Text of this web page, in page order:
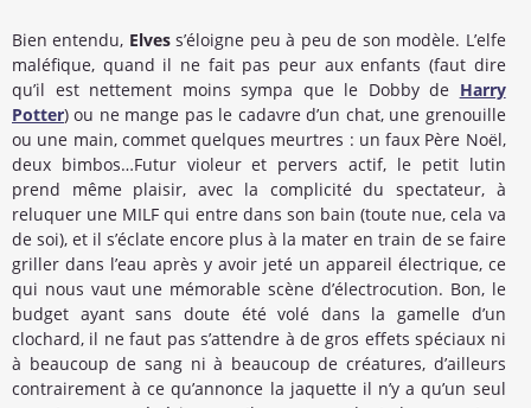
Bien entendu, Elvess’éloigne peu à peu de son modèle. L’elfe
maléfique, quand il ne fait pas peur aux enfants (faut dire
qu’il est nettement moins sympa que le Dobby de Harry
Potter) ou ne mange pas le cadavre d’un chat, une grenouille
ou une main, commet quelques meurtres : un faux Père Noël,
deux bimbos…Futur violeur et pervers actif, le petit lutin
prend même plaisir, avec la complicité du spectateur, à
reluquer une MILF qui entre dans son bain (toute nue, cela va
de soi), et il s’éclate encore plus à la mater en train de se faire
griller dans l’eau après y avoir jeté un appareil électrique, ce
qui nous vaut une mémorable scène d’électrocution. Bon, le
budget ayant sans doute été volé dans la gamelle d’un
clochard, il ne faut pas s’attendre à de gros effets spéciaux ni
à beaucoup de sang ni à beaucoup de créatures, d’ailleurs
contrairement à ce qu’annonce la jaquette il n’y a qu’un seul